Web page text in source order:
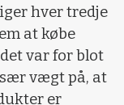
hver tredje
at købe
var for blot
vægt på, at
er